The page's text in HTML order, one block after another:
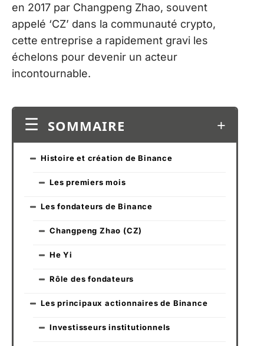
en 2017 par Changpeng Zhao, souvent
appelé ‘CZ’ dans la communauté crypto,
cette entreprise a rapidement gravi les
échelons pour devenir un acteur
incontournable.
SOMMAIRE
Histoire et création de Binance
Les premiers mois
Les fondateurs de Binance
Changpeng Zhao (CZ)
He Yi
Rôle des fondateurs
Les principaux actionnaires de Binance
Investisseurs institutionnels